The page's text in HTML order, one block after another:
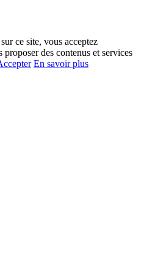
ce site, vous acceptez
des contenus et services
En savoir plus